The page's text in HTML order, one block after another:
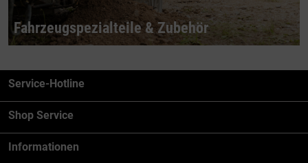
Fahrzeugspezialteile & Zubehör
Service-Hotline
Shop Service
Informationen